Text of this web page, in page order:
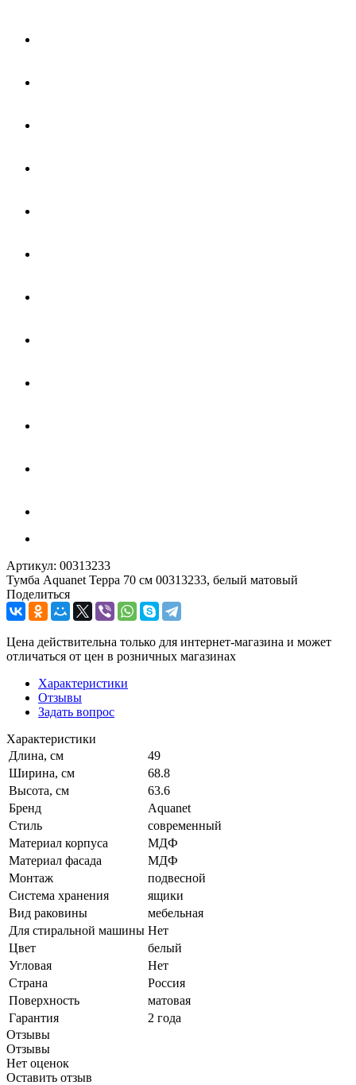
Артикул: 00313233
Тумба Aquanet Терра 70 см 00313233, белый матовый
Поделиться
Цена действительна только для интернет-магазина и может
отличаться от цен в розничных магазинах
Характеристики
Отзывы
Задать вопрос
Характеристики
Длина, см
49
Ширина, см
68.8
Высота, см
63.6
Бренд
Aquanet
Стиль
современный
Материал корпуса
МДФ
Материал фасада
МДФ
Монтаж
подвесной
Система хранения
ящики
Вид раковины
мебельная
Для стиральной машины Нет
Цвет
белый
Угловая
Нет
Страна
Россия
Поверхность
матовая
Гарантия
2 года
Отзывы
Отзывы
Нет оценок
Оставить отзыв